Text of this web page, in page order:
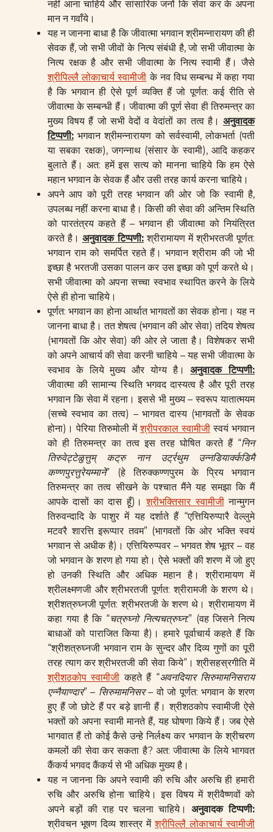
नहीं आना चाहिये और सांसारिक जनों कि सेवा कर के अपना
मान न गवाँये।
यह न जानना बाधा है कि जीवात्मा भगवान श्रीमन्नारायण की ही
सेवक हैं, जो सभी जीवों के नित्य संबंधी है, जो सभी जीवात्मा के
नित्य रक्षक है और सभी जीवात्मा के नित्य स्वामी हैं। जैसे
श्रीपिल्लै लोकाचार्य स्वामीजी के नव विध सम्बन्ध में कहा गया
है कि भगवान ही ऐसे पूर्ण व्यक्ति हैं जो पूर्णत: कई रीति से
जीवात्मा के सम्बन्धी हैं। जीवात्मा की पूर्ण सेवा ही तिरुमन्त्र का
मुख्य विषय हैं जो सभी वेदों व वेदांतों का तत्व है। अनुवादक
टिप्पणी: भगवान श्रीमन्नारायण को सर्वस्वामी, लोकभर्ता (पती
या सबका रक्षक), जगन्नाथ (संसार के स्वामी), आदि कहकर
बुलाते हैं। अत: हमें इस सत्य को मानना चाहिये कि हम ऐसे
महान भगवान के सेवक हैं और उसी तरह कार्य करना चाहिये।
अपने आप को पूरी तरह भगवान की ओर जो कि स्वामी है,
उपलब्ध नहीं करना बाधा है। किसी की सेवा की अन्तिम स्थिति
को पारतंत्रय कहते हैं – भगवान ही जीवात्मा को नियंत्रित
करते है। अनुवादक टिप्पणी: श्रीरामायण में श्रीभरतजी पूर्णत:
भगवान राम को समर्पित रहते हैं। भगवान श्रीराम की जो भी
इच्छा है भरतजी उसका पालन कर उस इच्छा को पूर्ण करते थे।
सभी जीवात्मा को अपना सच्चा स्वभाव स्थापित करने के लिये
ऐसे ही होना चाहिये।
पूर्णत: भगवान का होना आर्थात भागवतों का सेवक होना। यह न
जानना बाधा है। तत शेषत्व (भगवान की ओर सेवा) तदिय शेषत्व
(भागवतों कि ओर सेवा) की ओर ले जाता है। विशेषकर सभी
को अपने आचार्य की सेवा करनी चाहिये – यह सभी जीवात्मा के
स्वभाव के लिये मुख्य और योग्य है।अनुवादक टिप्पणी:
जीवात्मा की सामान्य स्थिति भगवद दास्यत्व है और पूरी तरह
भगवान कि सेवा में रहना। इससे भी मुख्य – स्वरूप यातात्मयम
(सच्चे स्वभाव का तत्व) – भागवत दास्य (भागवतों के सेवक
होना)। पेरिया तिरुमोली मेंश्रीपरकाल स्वामीजी स्वयं भगवान
को ही तिरुमन्त्र का तत्व इस तरह घोषित करते हैं “निन
तिरुवेट्टेळुत्तुम्
कट्रु नान उर्ट्रथुम
उन्नडियार्क्कडिमै
कण्णपुरत्तुरेयम्माने” (हे तिरुक्कण्णपुरम के प्रिय भगवान
तिरुमन्त्र का तत्व सीखने के पश्चात मैंने यह समझा कि मैं
आपके दासों का दास हूँ)।श्रीभक्तिसार स्वामीजीनान्मुगन
तिरुवन्दादि के पाशुर में यह दर्शाते हैं “एत्तियिरुप्पारै वेल्लुमे
मटवरै शारत्ति इरूप्पार तवम” (भागवतों कि ओर भक्ति स्वयं
भगवान से अधीक है)। एत्तियिरुप्पवर – भगवत शेष भूतर – वह
जो भगवान के शरण हो गया हो। ऐसे भक्तों की शरण में जो हुए
हो उनकी स्थिति और अधिक महान है। श्रीरामायण में
श्रीलक्ष्मणजी और श्रीभरतजी पूर्णत: श्रीरामजी के शरण थे।
श्रीशत्रुघ्नजी पूर्णत: श्रीभरतजी के शरण थे। श्रीरामायण में
कहा गया है कि “चत्रुघ्नोनित्यचत्रुघ्न:” (वह जिसने नित्य
बाधाओं को पाराजित किया है)। हमारे पूर्वाचार्य कहते हैं कि
“श्रीशत्रुघ्नजी भगवान राम के सुन्दर और दिव्य गुणों का पूरी
तरह त्याग कर श्रीभरतजी की सेवा किये”। श्रीसहस्रगीति में
श्रीशठकोप स्वामीजी कहते हैं “अवनदियार सिरुमामनिसराय
एन्नैयाण्दार” – सिरुमामनिसर– वो जो पूर्णत: भगवान के शरण
हुए हैं जो छोटे हैं पर बड़े ज्ञानी हैं। श्रीशठकोप स्वामीजी ऐसे
भक्तों को अपना स्वामी मानते हैं, यह घोषणा किये हैं। जब ऐसे
भागवात हैं तो कोई कैसे उन्हे निर्लक्ष्य कर भगवान के श्रीचरण
कमलों की सेवा कर सकता है? अत: जीवात्मा के लिये भागवत
कैंकर्य भगवद कैंकर्य से भी अधिक मुख्य है।
यह न जानना कि अपने स्वामी की रुचि और अरुचि ही हमारी
रुचि और अरुचि होना चाहिये। इस विषय में श्रीवैष्णवों को
अपने बड़ों की राह पर चलना चाहिये। अनुवादक टिप्पणी:
श्रीवचन भूषण दिव्य शास्त्र मेंश्रीपिल्लै लोकाचार्य स्वामीजी